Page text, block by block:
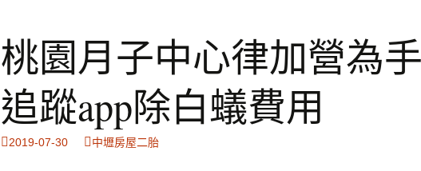
桃園月子中心律加營為
追蹤app除白蟻費用
2019-07-30 中壢房屋二胎